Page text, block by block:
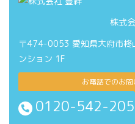
株式
〒474-0053 愛知県大府市柊
ンション 1F
お電話でのお
0120-542-205